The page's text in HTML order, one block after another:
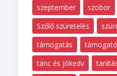
szeptember
szobor
Szőlő szüretelés
támogatás
tánc és jókedv